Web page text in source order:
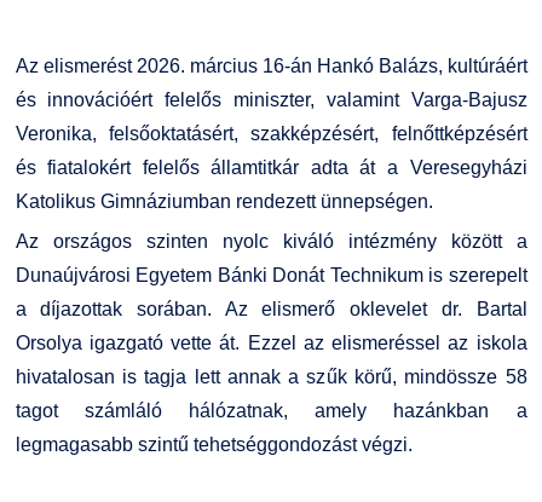
Szolgáltatások
Fordítási Szolgáltatások
GY.I.K.
DUE Hallgatói laptop használati segédlet
Kerpely Antal Szakkollégium KASZK
Kapcsolat
TDK/Tehetségnap
Online Studium
Képzési Életpályamodell
Atomerőművi Képzési Bázis
Az elismerést 2026. március 16-án Hankó Balázs, kultúráért
és innovációért felelős miniszter, valamint Varga-Bajusz
Veronika, felsőoktatásért, szakképzésért, felnőttképzésért
és fiatalokért felelős államtitkár adta át a Veresegyházi
Katolikus Gimnáziumban rendezett ünnepségen.
Az országos szinten nyolc kiváló intézmény között a
Dunaújvárosi Egyetem Bánki Donát Technikum is szerepelt
a díjazottak sorában. Az elismerő oklevelet dr. Bartal
Orsolya igazgató vette át. Ezzel az elismeréssel az iskola
hivatalosan is tagja lett annak a szűk körű, mindössze 58
tagot számláló hálózatnak, amely hazánkban a
legmagasabb szintű tehetséggondozást végzi.